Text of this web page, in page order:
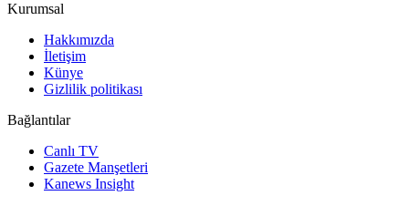
Kurumsal
Hakkımızda
İletişim
Künye
Gizlilik politikası
Bağlantılar
Canlı TV
Gazete Manşetleri
Kanews Insight